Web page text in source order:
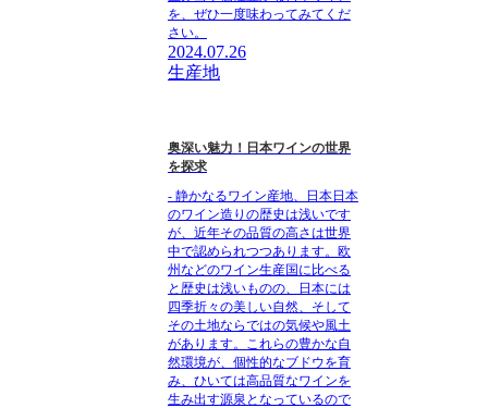
を、ぜひ一度味わってみてくだ
さい。
2024.07.26
生産地
奥深い魅力！日本ワインの世界
を探求
- 静かなるワイン産地、日本日本
のワイン造りの歴史は浅いです
が、近年その品質の高さは世界
中で認められつつあります。欧
州などのワイン生産国に比べる
と歴史は浅いものの、日本には
四季折々の美しい自然、そして
その土地ならではの気候や風土
があります。これらの豊かな自
然環境が、個性的なブドウを育
み、ひいては高品質なワインを
生み出す源泉となっているので